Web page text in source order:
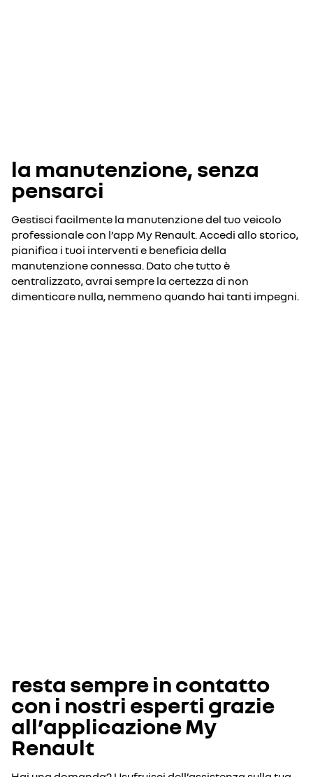
la manutenzione, senza
pensarci
Gestisci facilmente la manutenzione del tuo veicolo
professionale con l’app My Renault. Accedi allo storico,
pianifica i tuoi interventi e beneficia della
manutenzione connessa. Dato che tutto è
centralizzato, avrai sempre la certezza di non
dimenticare nulla, nemmeno quando hai tanti impegni.
resta sempre in contatto
con i nostri esperti grazie
all’applicazione My
Renault